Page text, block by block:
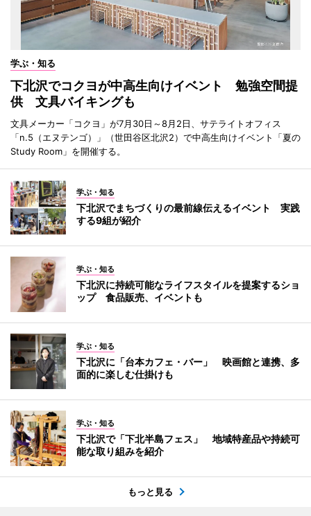
学ぶ・知る
下北沢でコクヨが中高生向けイベント 勉強空間提
供 文具バイキングも
文具メーカー「コクヨ」が7月30日～8月2日、サテライトオフィス
「n.5（エヌテンゴ）」（世田谷区北沢2）で中高生向けイベント「夏の
Study Room」を開催する。
学ぶ・知る
下北沢でまちづくりの最前線伝えるイベント 実践
する9組が紹介
学ぶ・知る
下北沢に持続可能なライフスタイルを提案するショ
ップ 食品販売、イベントも
学ぶ・知る
下北沢に「台本カフェ・バー」 映画館と連携、多
面的に楽しむ仕掛けも
学ぶ・知る
下北沢で「下北半島フェス」 地域特産品や持続可
能な取り組みを紹介
もっと見る